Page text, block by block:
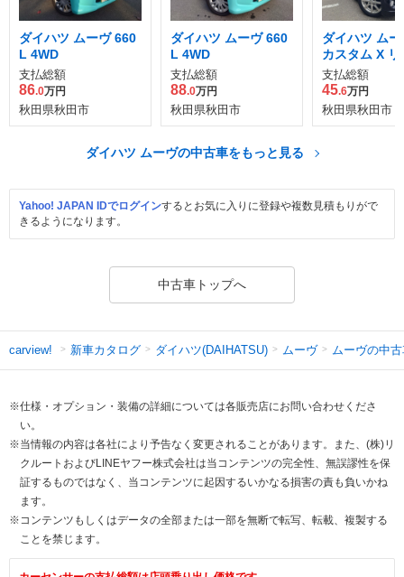
ダイハツ ムーヴ 660
L 4WD
支払総額
86.0万円
秋田県秋田市
ダイハツ ムーヴ 660
L 4WD
支払総額
88.0万円
秋田県秋田市
ダイハツ ム
カスタム X リ
ド 4WD
支払総額
45.6万円
秋田県秋田市
ダイハツ ムーヴの中古車をもっと見る
Yahoo! JAPAN IDでログインするとお気に入りに登録や複数見積もりがで
きるようになります。
中古車トップへ
carview! 新車カタログ ダイハツ(DAIHATSU) ムーヴ ムーヴの中
※仕様・オプション・装備の詳細については各販売店にお問い合わせくださ
い。
※当情報の内容は各社により予告なく変更されることがあります。また、(株)リ
クルートおよびLINEヤフー株式会社は当コンテンツの完全性、無誤謬性を保
証するものではなく、当コンテンツに起因するいかなる損害の責も負いかね
ます。
※コンテンツもしくはデータの全部または一部を無断で転写、転載、複製する
ことを禁じます。